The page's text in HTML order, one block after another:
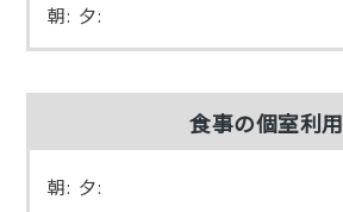
朝: 夕:
食事の個室利用
朝: 夕: